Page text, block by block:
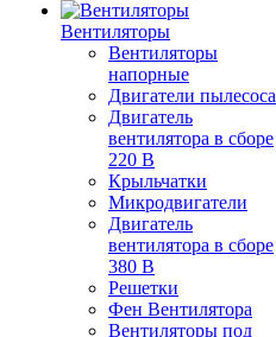
Вентиляторы
Вентиляторы
напорные
Двигатели пылесоса
Двигатель
вентилятора в сборе
220 В
Крыльчатки
Микродвигатели
Двигатель
вентилятора в сборе
380 В
Решетки
Фен Вентилятора
Вентиляторы под